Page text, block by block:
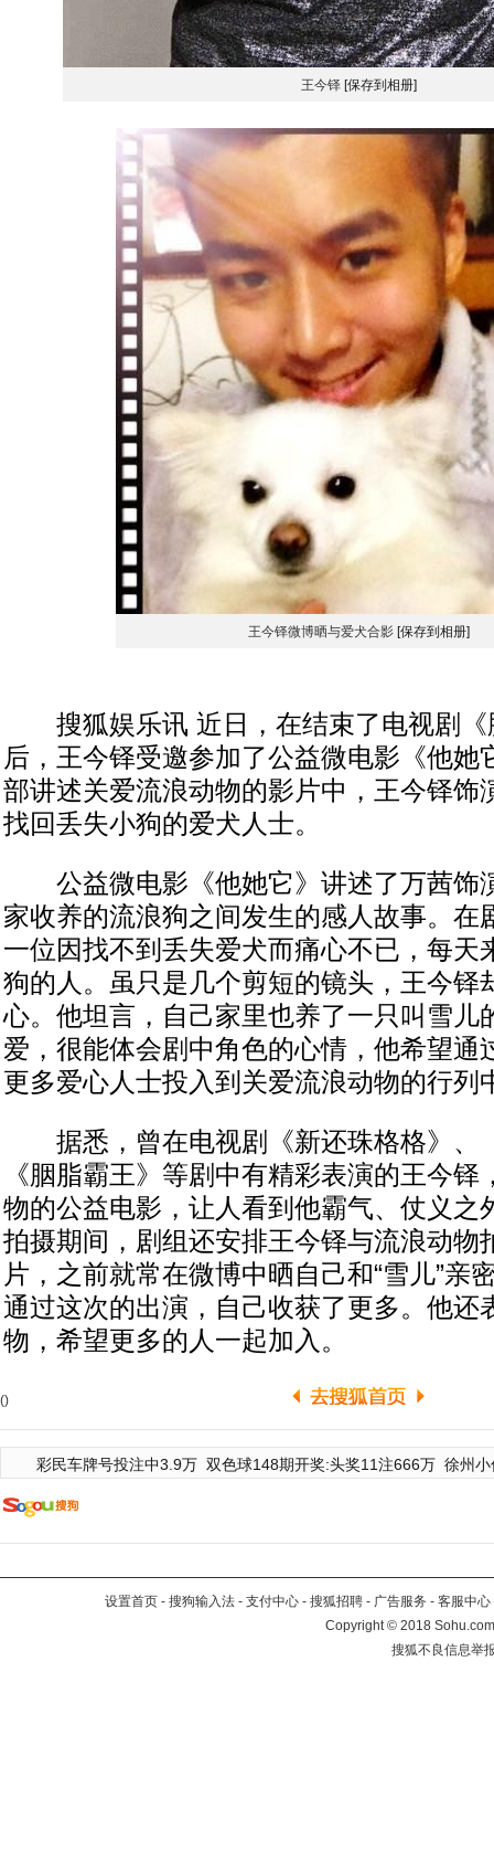
王今铎 [保存到相册]
王今铎微博晒与爱犬合影 [保存到相册]
搜狐娱乐讯 近日，在结束了电视剧《
后，王今铎受邀参加了公益微电影《他她
部讲述关爱流浪动物的影片中，王今铎饰
找回丢失小狗的爱犬人士。
公益微电影《他她它》讲述了万茜饰
家收养的流浪狗之间发生的感人故事。在
一位因找不到丢失爱犬而痛心不已，每天
狗的人。虽只是几个剪短的镜头，王今铎
心。他坦言，自己家里也养了一只叫雪儿
爱，很能体会剧中角色的心情，他希望通
更多爱心人士投入到关爱流浪动物的行列
据悉，曾在电视剧《新还珠格格》、
《胭脂霸王》等剧中有精彩表演的王今铎
物的公益电影，让人看到他霸气、仗义之
拍摄期间，剧组还安排王今铎与流浪动物
片，之前就常在微博中晒自己和“雪儿”亲
通过这次的出演，自己收获了更多。他还
物，希望更多的人一起加入。
()
彩民车牌号投注中3.9万 双色球148期开奖:头奖11注666万 徐州
设置首页 - 搜狗输入法 - 支付中心 - 搜狐招聘 - 广告服务 - 客服中心
Copyright©2018
搜狐不良信息举